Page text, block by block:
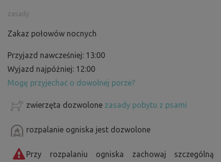
zasady
Zakaz połowów nocnych
Przyjazd nawcześniej: 13:00
Wyjazd najpóźniej: 12:00
Mogę przyjechać o dowolnej porze?
zwierzęta dozwolone zasady pobytu z psami
rozpalanie ogniska jest dozwolone
Przy rozpalaniu ogniska zachowaj szczególną